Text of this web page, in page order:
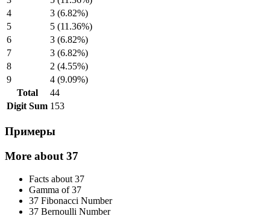
4
3 (6.82%)
5
5 (11.36%)
6
3 (6.82%)
7
3 (6.82%)
8
2 (4.55%)
9
4 (9.09%)
Total
44
Digit Sum 153
Примеры
More about 37
Facts about 37
Gamma of 37
37 Fibonacci Number
37 Bernoulli Number